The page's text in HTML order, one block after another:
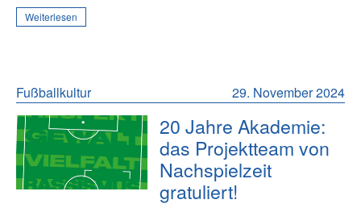
Weiterlesen
29. November 2024
Fußballkultur
20 Jahre Akademie:
das Projektteam von
Nachspielzeit
gratuliert!